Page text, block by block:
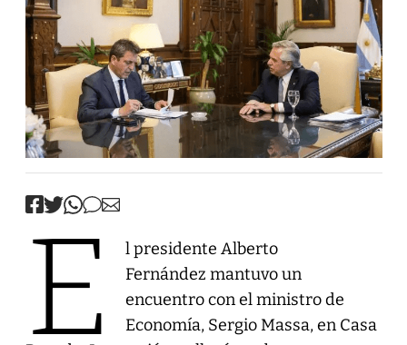
E
l presidente Alberto
Fernández mantuvo un
encuentro con el ministro de
Economía, Sergio Massa, en Casa